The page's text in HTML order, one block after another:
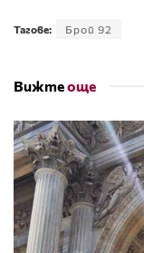
Тагове: Брой 92
Вижтеоще